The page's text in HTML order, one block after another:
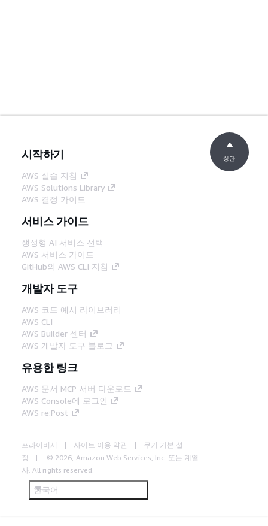
시작하기
AWS 실습 지침
AWS Solutions Library
AWS 결정 가이드
서비스 가이드
생성형 AI 서비스 선택
AWS 서비스 가이드
GitHub의 AWS CLI 지침
개발자 도구
AWS 코드 예시 라이브러리
AWS CLI
AWS Builder 센터
AWS 개발자 도구 블로그
유용한 링크
AWS 문서 MCP 서버 다운로드
AWS Console에 로그인
AWS re:Post
프라이버시 사이트 이용 약관
쿠키 기본 설
정
© 2026, Amazon Web Services, Inc. 또는 계열
사. All rights reserved.
한국어
상단